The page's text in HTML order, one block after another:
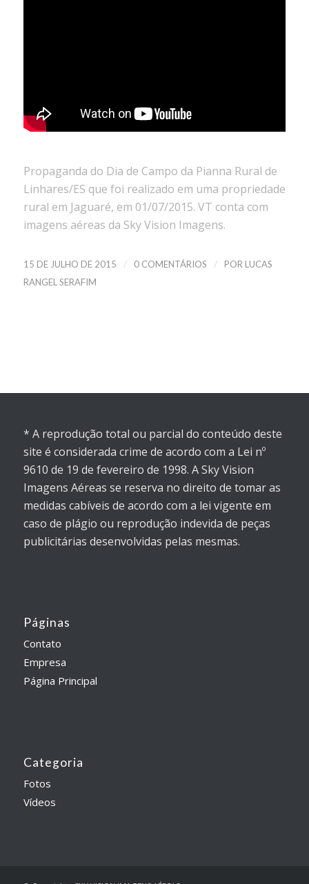
Propaganda do Dia de Campo da Pianna Rural de
Linhares/ES que foi realizado em uma propriedade
rural em Jaguaré, em 01/07/2015. VT conta com
imagens aéreas da Sky Vision Imagens.
15 DE JULHO DE 2015 / 0 COMENTÁRIOS / POR LUCAS
RANGEL SERAFIM
* A reprodução total ou parcial do conteúdo deste
site é considerada crime de acordo com a Lei nº
9610 de 19 de fevereiro de 1998. A Sky Vision
Imagens Aéreas se reserva no direito de tomar as
medidas cabíveis de acordo com a lei vigente em
caso de plágio ou reprodução indevida de peças
publicitárias desenvolvidas pelas mesmas.
Páginas
Contato
Empresa
Página Principal
Categoria
Fotos
Vídeos